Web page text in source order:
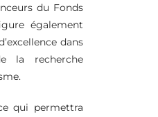
du Fonds
également
dans
la recherche
qui permettra